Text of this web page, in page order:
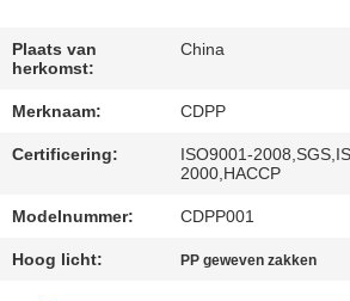
SITEMAP
PRIVACYBELEID
Plaats van
herkomst:
China
Merknaam: CDPP
Certificering:
ISO9001-
2000,HACCP
Modelnummer: CDPP001
Hoog licht: PP geweven zakken